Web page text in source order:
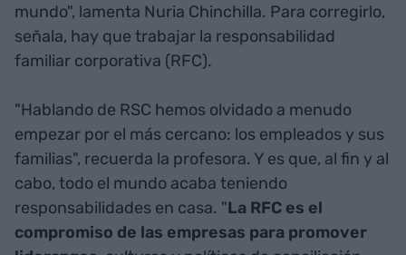
mundo", lamenta Nuria Chinchilla. Para corregirlo,
señala, hay que trabajar la responsabilidad
familiar corporativa (RFC).
"Hablando de RSC hemos olvidado a menudo
empezar por el más cercano: los empleados y sus
familias", recuerda la profesora. Y es que, al fin y al
cabo, todo el mundo acaba teniendo
responsabilidades en casa. "La RFC es el
compromiso de las empresas para promover